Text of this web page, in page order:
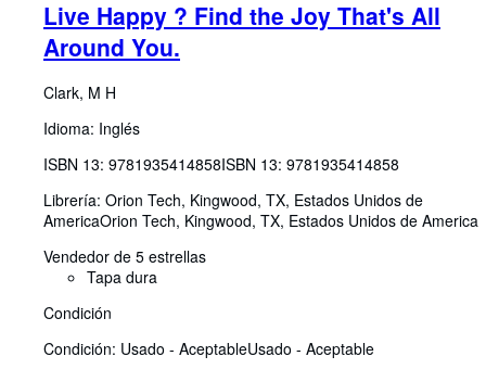
Live Happy ? Find the Joy That's All
Around You.
Clark, M H
Idioma: Inglés
ISBN 13: 9781935414858ISBN 13: 9781935414858
Librería: Orion Tech, Kingwood, TX, Estados Unidos de
AmericaOrion Tech, Kingwood, TX, Estados Unidos de America
Vendedor de 5 estrellas
Tapa dura
Condición
Condición: Usado - AceptableUsado - Aceptable